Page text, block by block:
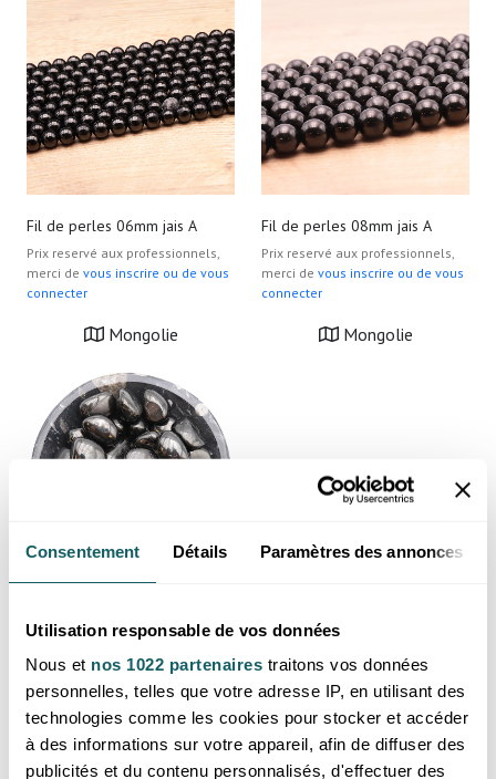
Consentement Détails Paramètres des annonces
Utilisation responsable de vos données
Nous et nos 1022 partenaires traitons vos données
personnelles, telles que votre adresse IP, en utilisant des
technologies comme les cookies pour stocker et accéder
à des informations sur votre appareil, afin de diffuser des
publicités et du contenu personnalisés, d'effectuer des
Fil de perles 06mm jais A
Prix reservé aux professionnels,
merci de vous inscrire ou de vous
connecter
Mongolie
Fil de perles 08mm jais A
Prix reservé aux professionnels,
merci de vous inscrire ou de vous
connecter
Mongolie
à 35mm (lot 200g)
merci devous inscrire ou de vous
connecter
Mongolie